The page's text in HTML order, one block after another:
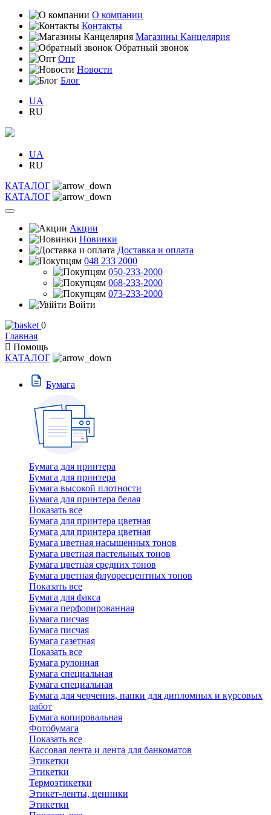
О компании
Контакты
Магазины Канцелярия
Обратный звонок
Опт
Новости
Блог
UA
RU
UA
RU
КАТАЛОГ
КАТАЛОГ
Акции
Новинки
Доставка и оплата
048 233 2000
050-233-2000
068-233-2000
073-233-2000
Войти
0
Главная
Помощь
КАТАЛОГ
Бумага
Бумага для принтера
Бумага для принтера
Бумага высокой плотности
Бумага для принтера белая
Показать все
Бумага для принтера цветная
Бумага для принтера цветная
Бумага цветная насыщенных тонов
Бумага цветная пастельных тонов
Бумага цветная средних тонов
Бумага цветная флуоресцентных тонов
Показать все
Бумага для факса
Бумага перфорированная
Бумага писчая
Бумага писчая
Бумага газетная
Показать все
Бумага рулонная
Бумага специальная
Бумага специальная
Бумага для черчения, папки для дипломных и курсовых
работ
Бумага копировальная
Фотобумага
Показать все
Кассовая лента и лента для банкоматов
Этикетки
Этикетки
Термоэтикетки
Этикет-ленты, ценники
Этикетки